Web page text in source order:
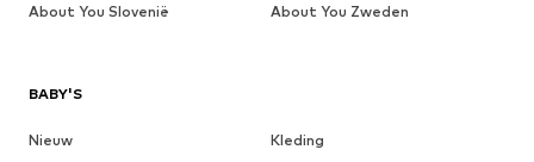
BABY'S
Nieuw
Kleding
About You Slovenië
About You Zweden